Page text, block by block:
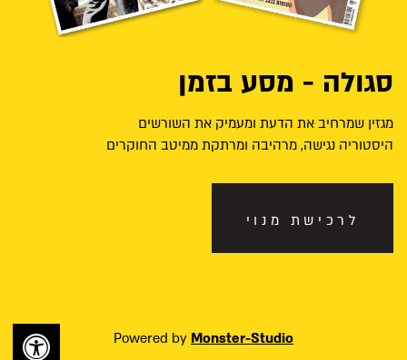
סגולה - מסע בזמן
מגזין שמרחיב את הדעת ומעמיק את השורשים
היסטוריה נגישה, מרהיבה ומרתקת ממיטב החוקרים
לרכישת מנוי
Powered by Monster-Studio